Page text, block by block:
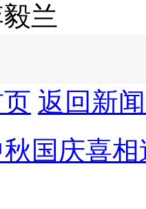
兰
返回新
国庆喜相